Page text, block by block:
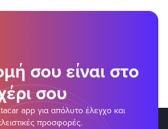
σου είναι στο
σου
app για απόλυτο έλεγχο και
προσφορές.